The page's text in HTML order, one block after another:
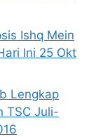
Ishq Mein
Ini 25 Okt
Lengkap
TSC Juli-